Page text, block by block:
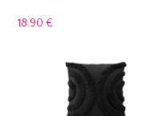
18.90 €